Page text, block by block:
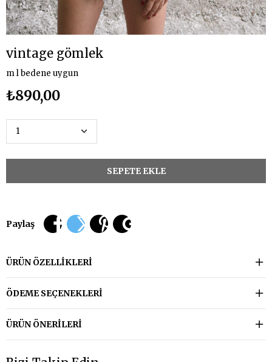
vintage gömlek
m l bedene uygun
₺890,00
Paylaş
ÜRÜN ÖZELLIKLERI
ÖDEME SEÇENEKLERI
ÜRÜN ÖNERILERI